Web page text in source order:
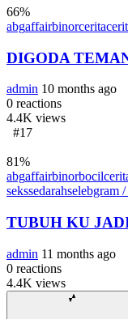
66%
abgaffairbinorcerita
DIGODA
admin 10 months ago
0 reactions
4.4K views
#17
81%
abgaffairbinorbocil
sekssedarahselebgram
TUBUH KU
admin 11 months ago
0 reactions
4.4K views